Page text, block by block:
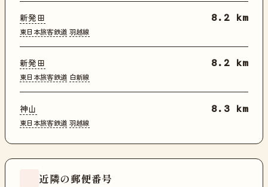
新発田
東日本旅客鉄道 羽越線
8.2 km
新発田
東日本旅客鉄道 白新線
8.2 km
神山
東日本旅客鉄道 羽越線
8.3 km
近隣の郵便番号